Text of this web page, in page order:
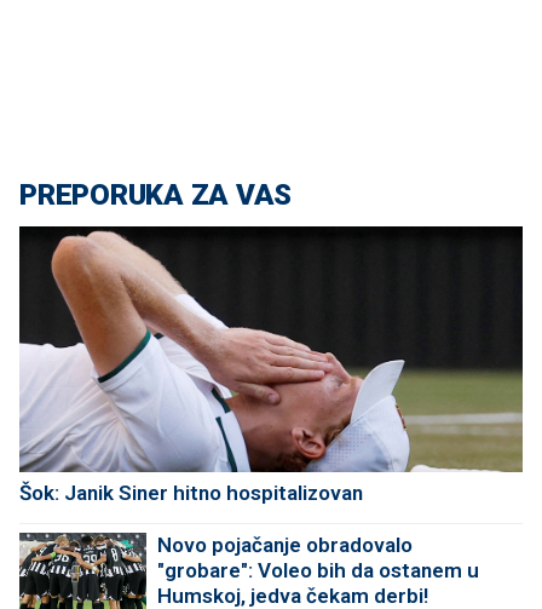
PREPORUKA ZA VAS
Šok: Janik Siner hitno hospitalizovan
Novo pojačanje obradovalo
"grobare": Voleo bih da ostanem u
Humskoj, jedva čekam derbi!